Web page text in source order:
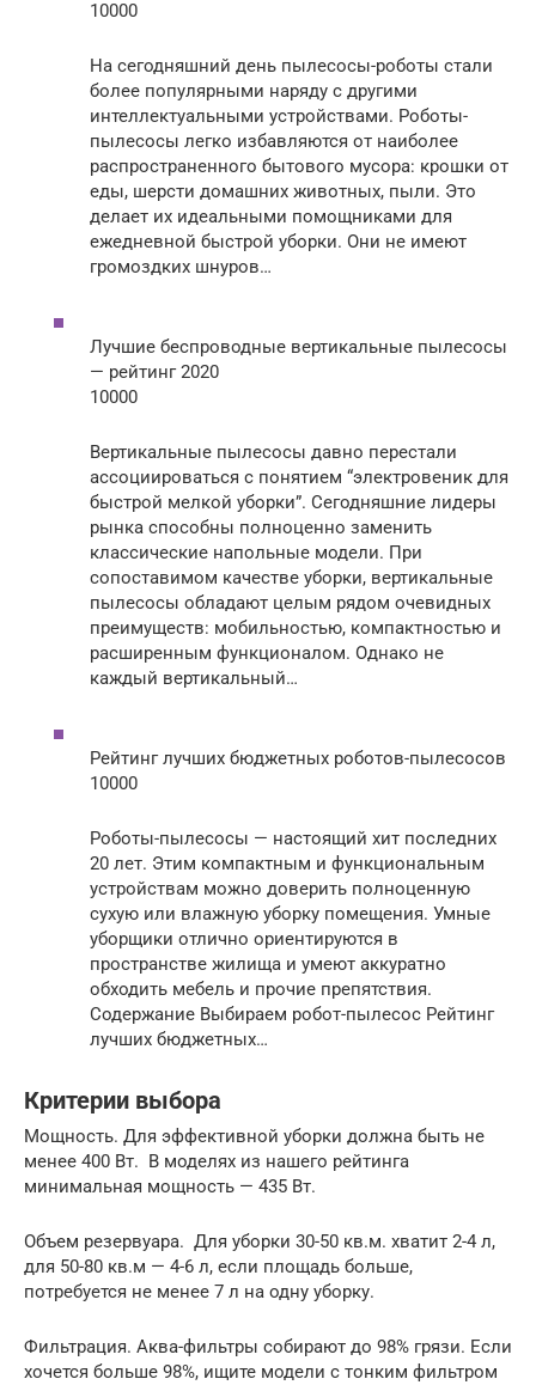
10000
На сегодняшний день пылесосы-роботы стали
более популярными наряду с другими
интеллектуальными устройствами. Роботы-
пылесосы легко избавляются от наиболее
распространенного бытового мусора: крошки от
еды, шерсти домашних животных, пыли. Это
делает их идеальными помощниками для
ежедневной быстрой уборки. Они не имеют
громоздких шнуров…
Лучшие беспроводные вертикальные пылесосы
— рейтинг 2020
10000
Вертикальные пылесосы давно перестали
ассоциироваться с понятием “электровеник для
быстрой мелкой уборки”. Сегодняшние лидеры
рынка способны полноценно заменить
классические напольные модели. При
сопоставимом качестве уборки, вертикальные
пылесосы обладают целым рядом очевидных
преимуществ: мобильностью, компактностью и
расширенным функционалом. Однако не
каждый вертикальный…
Рейтинг лучших бюджетных роботов-пылесосов
10000
Роботы-пылесосы — настоящий хит последних
20 лет. Этим компактным и функциональным
устройствам можно доверить полноценную
сухую или влажную уборку помещения. Умные
уборщики отлично ориентируются в
пространстве жилища и умеют аккуратно
обходить мебель и прочие препятствия.
Содержание Выбираем робот-пылесос Рейтинг
лучших бюджетных…
Критерии выбора
Мощность. Для эффективной уборки должна быть не
менее 400 Вт. В моделях из нашего рейтинга
минимальная мощность — 435 Вт.
Объем резервуара. Для уборки 30-50 кв.м. хватит 2-4 л,
для 50-80 кв.м — 4-6 л, если площадь больше,
потребуется не менее 7 л на одну уборку.
Фильтрация. Аква-фильтры собирают до 98% грязи. Если
хочется больше 98%, ищите модели с тонким фильтром